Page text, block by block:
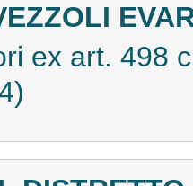
ex art. 498